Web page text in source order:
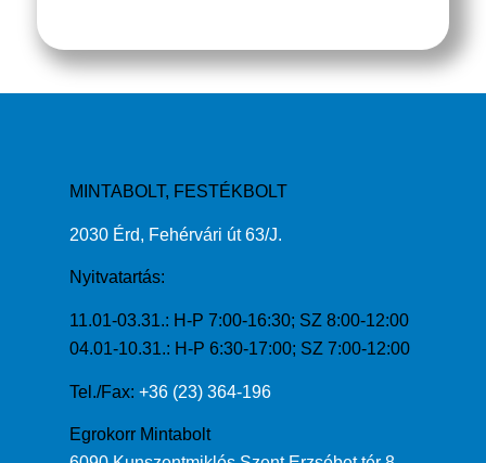
MINTABOLT, FESTÉKBOLT
2030 Érd, Fehérvári út 63/J.
Nyitvatartás:
11.01-03.31.: H-P 7:00-16:30; SZ 8:00-12:00
04.01-10.31.: H-P 6:30-17:00; SZ 7:00-12:00
Tel./Fax: +36 (23) 364-196
Egrokorr Mintabolt